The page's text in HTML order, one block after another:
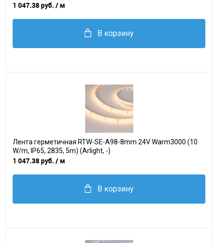
1 047.38 руб. / м
В корзину
Лента герметичная RTW-SE-A98-8mm 24V Warm3000 (10
W/m, IP65, 2835, 5m) (Arlight, -)
1 047.38 руб. / м
В корзину